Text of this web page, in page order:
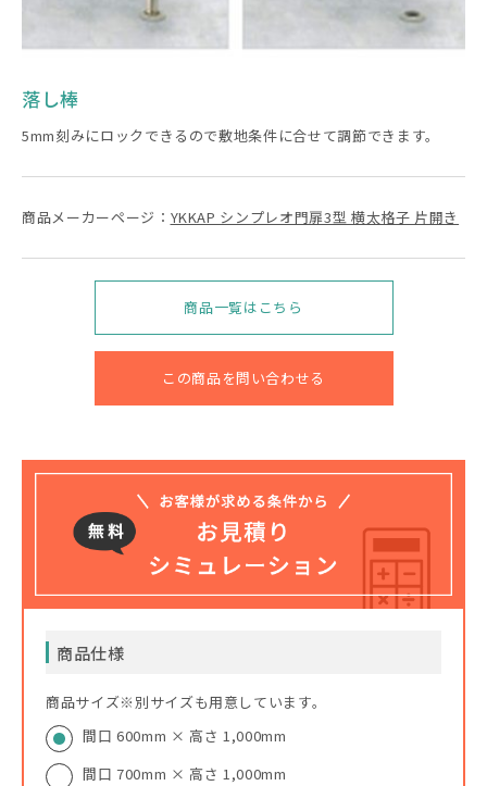
落し棒
5mm刻みにロックできるので敷地条件に合せて調節できます。
商品メーカーページ： YKKAP シンプレオ門扉3型 横太格子 片開き
商品一覧はこちら
この商品を問い合わせる
商品仕様
商品サイズ※別サイズも用意しています。
間口 600mm × 高さ 1,000mm
間口 700mm × 高さ 1,000mm